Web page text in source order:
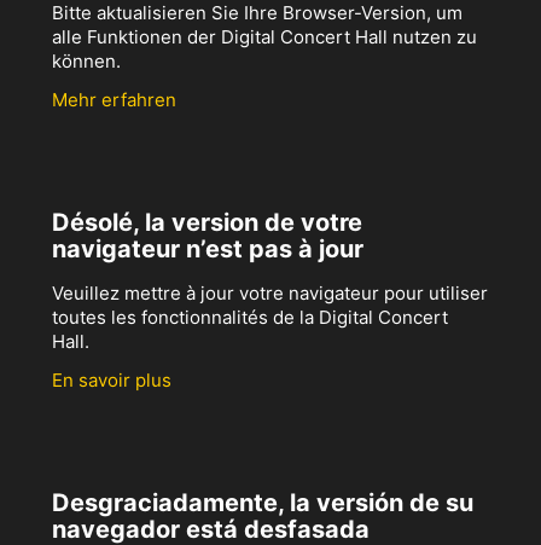
Bitte aktualisieren Sie Ihre Browser-Version, um
alle Funktionen der Digital Concert Hall nutzen zu
können.
Mehr erfahren
Désolé, la version de votre
navigateur n’est pas à jour
Veuillez mettre à jour votre navigateur pour utiliser
toutes les fonctionnalités de la Digital Concert
Hall.
En savoir plus
Desgraciadamente, la versión de su
navegador está desfasada